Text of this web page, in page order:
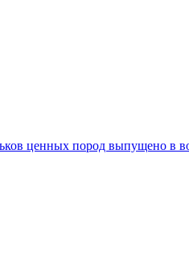
ценных пород выпущено в